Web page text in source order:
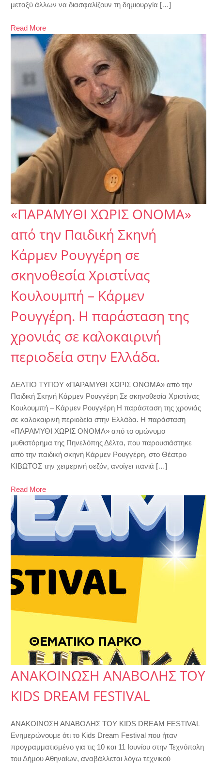
μεταξύ άλλων να διασφαλίζουν τη δημιουργία […]
Read More
«ΠΑΡΑΜΥΘΙ ΧΩΡΙΣ ΟΝΟΜΑ»
από την Παιδική Σκηνή
Κάρμεν Ρουγγέρη σε
σκηνοθεσία Χριστίνας
Κουλουμπή – Κάρμεν
Ρουγγέρη. Η παράσταση της
χρονιάς σε καλοκαιρινή
περιοδεία στην Ελλάδα.
ΔΕΛΤΙΟ ΤΥΠΟΥ «ΠΑΡΑΜΥΘΙ ΧΩΡΙΣ ΟΝΟΜΑ» από την
Παιδική Σκηνή Κάρμεν Ρουγγέρη Σε σκηνοθεσία Χριστίνας
Κουλουμπή – Κάρμεν Ρουγγέρη Η παράσταση της χρονιάς
σε καλοκαιρινή περιοδεία στην Ελλάδα. Η παράσταση
«ΠΑΡΑΜΥΘΙ ΧΩΡΙΣ ΟΝΟΜΑ» από το ομώνυμο
μυθιστόρημα της Πηνελόπης Δέλτα, που παρουσιάστηκε
από την παιδική σκηνή Κάρμεν Ρουγγέρη, στο Θέατρο
ΚΙΒΩΤΟΣ την χειμερινή σεζόν, ανοίγει πανιά […]
Read More
ΑΝΑΚΟΙΝΩΣΗ ΑΝΑΒΟΛΗΣ ΤΟΥ
KIDS DREAM FESTIVAL
ΑΝΑΚΟΙΝΩΣΗ ΑΝΑΒΟΛΗΣ ΤΟΥ KIDS DREAM FESTIVAL
Ενημερώνουμε ότι το Kids Dream Festival που ήταν
προγραμματισμένο για τις 10 και 11 Ιουνίου στην Τεχνόπολη
του Δήμου Αθηναίων, αναβάλλεται λόγω τεχνικού